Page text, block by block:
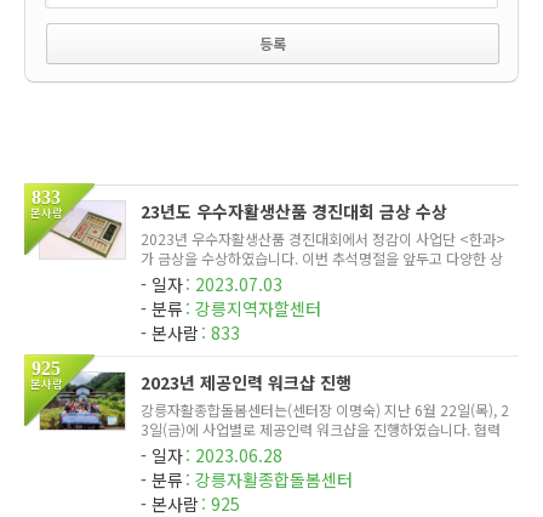
833
본사람 23년도 우수자활생산품 경진대회 금상 수상
2023년 우수자활생산품 경진대회에서 정감이 사업단 <한과>
가 금상을 수상하였습니다. 이번 추석명절을 앞두고 다양한 상
품을 추가구성하였습니다. 맛과 품질이 우수한 정감이 한과 많
은 관심 부탁드립니다^^
일자 2023.07.03
분류 강릉지역자할센터
본사람 833
925
본사람 2023년 제공인력 워크샵 진행
강릉자활종합돌봄센터는(센터장 이명숙) 지난 6월 22일(목), 2
3일(금)에 사업별로 제공인력 워크샵을 진행하였습니다. 협력
기관 대관령치유의숲(센터장 김진숙)에서 진행하였으며, 치유
의숲에서 준비해 주신 프로그램(숲길 걷기 등)을 통해 심신의
안정과 스트...
일자 2023.06.28
분류 강릉자활종합돌봄센터
본사람 925